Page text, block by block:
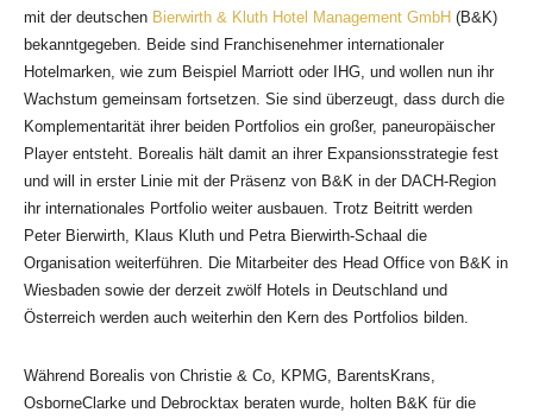
mit der deutschen Bierwirth & Kluth Hotel Management GmbH (B&K)
bekanntgegeben. Beide sind Franchisenehmer internationaler
Hotelmarken, wie zum Beispiel Marriott oder IHG, und wollen nun ihr
Wachstum gemeinsam fortsetzen. Sie sind überzeugt, dass durch die
Komplementarität ihrer beiden Portfolios ein großer, paneuropäischer
Player entsteht. Borealis hält damit an ihrer Expansionsstrategie fest
und will in erster Linie mit der Präsenz von B&K in der DACH-Region
ihr internationales Portfolio weiter ausbauen. Trotz Beitritt werden
Peter Bierwirth, Klaus Kluth und Petra Bierwirth-Schaal die
Organisation weiterführen. Die Mitarbeiter des Head Office von B&K in
Wiesbaden sowie der derzeit zwölf Hotels in Deutschland und
Österreich werden auch weiterhin den Kern des Portfolios bilden.
Während Borealis von Christie & Co, KPMG, BarentsKrans,
OsborneClarke und Debrocktax beraten wurde, holten B&K für die